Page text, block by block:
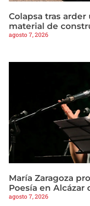
Colapsa tras
material de
agosto 7, 2026
María Zaragoza
Poesía en Alcázar
agosto 7, 2026